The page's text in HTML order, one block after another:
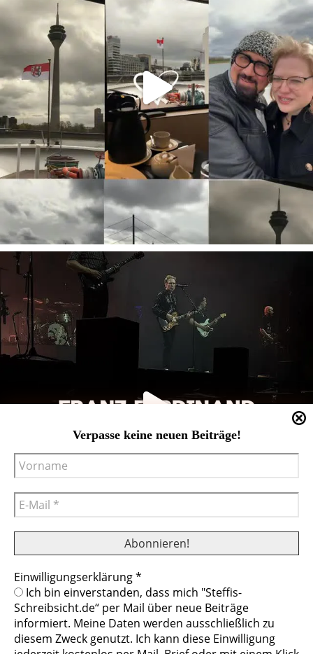
Cookies helfen uns bei der Bereitstellung
unserer Inhalte und Dienste. Durch die
weitere Nutzung der Webseite stimmen Sie
der Verwendung von Cookies zu.
Verpasse keine neuen Beiträge!
Einwilligungserklärung*
Ich bin einverstanden, dass mich "Steffis-
Schreibsicht.de“ per Mail über neue Beiträge
informiert. Meine Daten werden ausschließlich zu
diesem Zweck genutzt. Ich kann diese Einwilligung